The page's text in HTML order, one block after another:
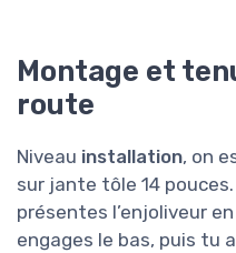
Montage et
route
Niveau installation, on
sur jante tôle 14
présentes l’enjoliveur
engages le bas, puis